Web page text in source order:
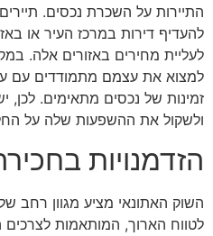
התיירות על השכרת נכסים.
להעדיף דירות במרכז העיר או
לעליית מחירים באזורים אלה.
למצוא את עצמם מתמודדים עם
זמינות של נכסים מתאימים. לכן,
ולשקול את ההשפעות שלה על
הזדמנויות
השוק האתונאי מציע מגוון רחב
לטווח הארוך, המותאמות לצרכים